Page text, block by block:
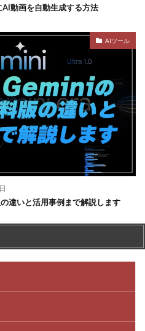
動画を自動生成する方法
AIツール
違いと活用事例まで解説します